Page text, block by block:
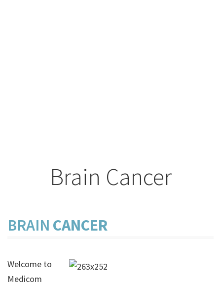
Brain Cancer
BRAIN CANCER
Welcome to
Medicom